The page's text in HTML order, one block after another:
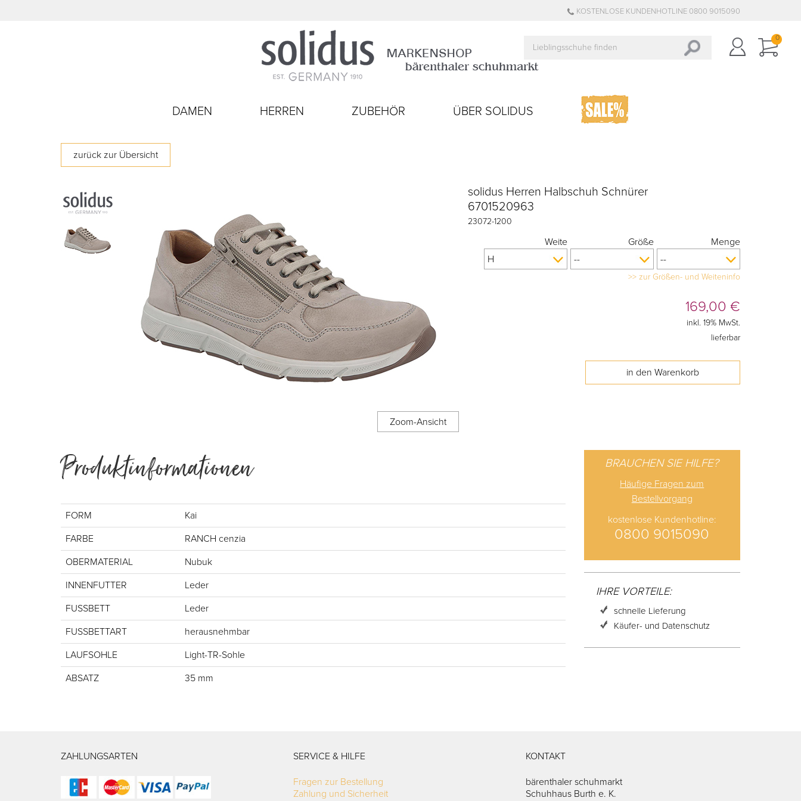
KOSTENLOSE KUNDENHOTLINE 0800 9015090
0
DAMEN HERREN ZUBEHÖR ÜBER SOLIDUS
solidus Herren Halbschuh Schnürer
6701520963
23072-1200
Weite Größe Menge
>> zur Größen- und Weiteninfo
169,00 €
inkl. 19% MwSt.
lieferbar
Produktinformationen
FORM Kai
FARBE RANCH cenzia
OBERMATERIAL Nubuk
INNENFUTTER Leder
FUSSBETT Leder
FUSSBETTART herausnehmbar
LAUFSOHLE Light-TR-Sohle
ABSATZ 35 mm
BRAUCHEN SIE HILFE?
Häufige Fragen zum
Bestellvorgang
kostenlose Kundenhotline:
0800 9015090
IHRE VORTEILE:
schnelle Lieferung
Käufer- und Datenschutz
ZAHLUNGSARTEN SERVICE & HILFE
Fragen zur Bestellung
Zahlung und Sicherheit
KONTAKT
bärenthaler schuhmarkt
Schuhhaus Burth e. K.